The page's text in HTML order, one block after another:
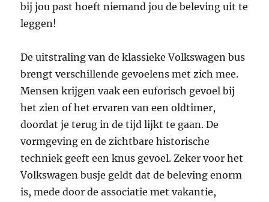
bij jou past hoeft niemand jou de beleving uit te
leggen!
De uitstraling van de klassieke Volkswagen bus
brengt verschillende gevoelens met zich mee.
Mensen krijgen vaak een euforisch gevoel bij
het zien of het ervaren van een oldtimer,
doordat je terug in de tijd lijkt te gaan. De
vormgeving en de zichtbare historische
techniek geeft een knus gevoel. Zeker voor het
Volkswagen busje geldt dat de beleving enorm
is, mede door de associatie met vakantie,